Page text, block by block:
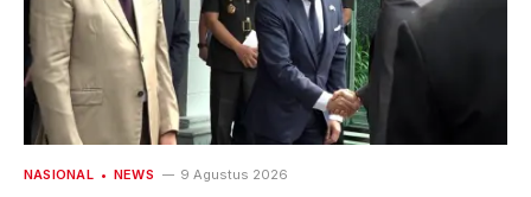
NASIONAL NEWS 9 Agustus 2026